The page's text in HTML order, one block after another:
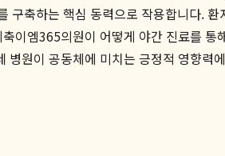
구축하는 핵심 동력으로 작용합니다. 환
이엠365의원이 어떻게 야간 진료를 통
원이 공동체에 미치는 긍정적 영향력